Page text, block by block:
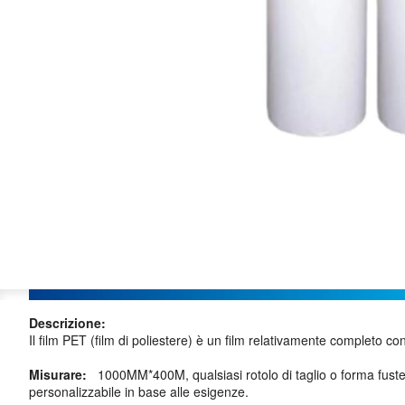
Descrizione:
Il film PET (film di poliestere) è un film relativamente completo
Misurare:
1000MM*400M, qualsiasi rotolo di taglio o forma
personalizzabile in base alle esigenze.